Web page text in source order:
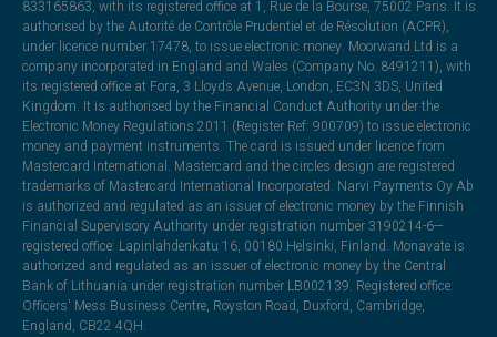
833165863, with its registered office at 1, Rue de la Bourse, 75002 Paris. It is
authorised by the Autorité de Contrôle Prudentiel et de Résolution (ACPR),
under licence number 17478, to issue electronic money. Moorwand Ltd is a
company incorporated in England and Wales (Company No. 8491211), with
its registered office at Fora, 3 Lloyds Avenue, London, EC3N 3DS, United
Kingdom. It is authorised by the Financial Conduct Authority under the
Electronic Money Regulations 2011 (Register Ref: 900709) to issue electronic
money and payment instruments. The card is issued under licence from
Mastercard International. Mastercard and the circles design are registered
trademarks of Mastercard International Incorporated. Narvi Payments Oy Ab
is authorized and regulated as an issuer of electronic money by the Finnish
Financial Supervisory Authority under registration number 3190214-6—
registered office: Lapinlahdenkatu 16, 00180 Helsinki, Finland. Monavate is
authorized and regulated as an issuer of electronic money by the Central
Bank of Lithuania under registration number LB002139. Registered office:
Officers' Mess Business Centre, Royston Road, Duxford, Cambridge,
England, CB22 4QH.